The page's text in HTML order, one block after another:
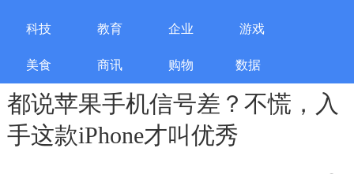
科技 教育 企业 游戏
美食 商讯 购物 数据
都说苹果手机信号差？不慌，入
手这款iPhone才叫优秀